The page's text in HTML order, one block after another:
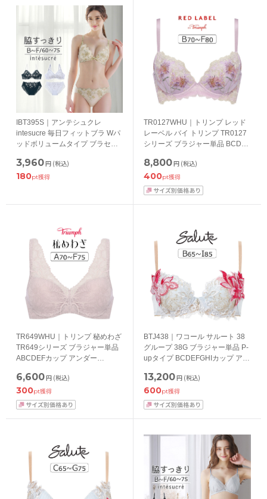
IBT395S｜アンテシュクレ
intesucre 毎日フィットブラ Wパ
ッドボリュームタイプ ブラセッ
ップ アンダー60/65/70/75cm
3,960円 (税込)
180pt獲得
TR0127WHU｜トリンプ レッド
レーベル バイ トリンプ TR0127
シリーズ ブラジャー単品 BCDEF
8,800円 (税込)
400pt獲得
TR649WHU｜トリンプ 秘めわざ
TR649シリーズ ブラジャー単品
ABCDEFカップ アンダー
6,600円 (税込)
300pt獲得
BTJ438｜ワコール サルート 38
グループ 38G ブラジャー単品 P-
upタイプ BCDEFGHIカップ アン
13,200円 (税込)
600pt獲得